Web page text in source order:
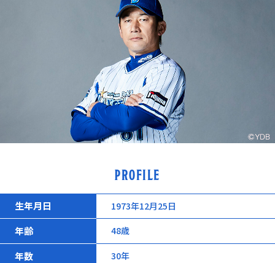
PROFILE
生年月日 1973年12月25日
年齢 48歳
年数 30年